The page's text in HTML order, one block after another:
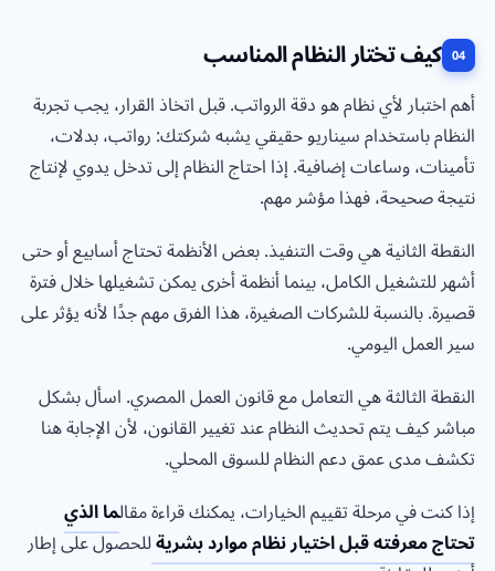
كيف تختار النظام المناسب
أهم اختبار لأي نظام هو دقة الرواتب. قبل اتخاذ القرار، يجب تجربة
النظام باستخدام سيناريو حقيقي يشبه شركتك: رواتب، بدلات،
تأمينات، وساعات إضافية. إذا احتاج النظام إلى تدخل يدوي لإنتاج
نتيجة صحيحة، فهذا مؤشر مهم.
النقطة الثانية هي وقت التنفيذ. بعض الأنظمة تحتاج أسابيع أو حتى
أشهر للتشغيل الكامل، بينما أنظمة أخرى يمكن تشغيلها خلال فترة
قصيرة. بالنسبة للشركات الصغيرة، هذا الفرق مهم جدًا لأنه يؤثر على
سير العمل اليومي.
النقطة الثالثة هي التعامل مع قانون العمل المصري. اسأل بشكل
مباشر كيف يتم تحديث النظام عند تغيير القانون، لأن الإجابة هنا
تكشف مدى عمق دعم النظام للسوق المحلي.
إذا كنت في مرحلة تقييم الخيارات، يمكنك قراءة مقالما الذي
تحتاج معرفته قبل اختيار نظام موارد بشريةللحصول على إطار